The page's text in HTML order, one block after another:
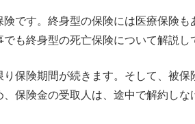
です。終身型の保険には医療保険
も終身型の死亡保険について解説し
保険期間が続きます。そして、被
保険金の受取人は、途中で解約しな